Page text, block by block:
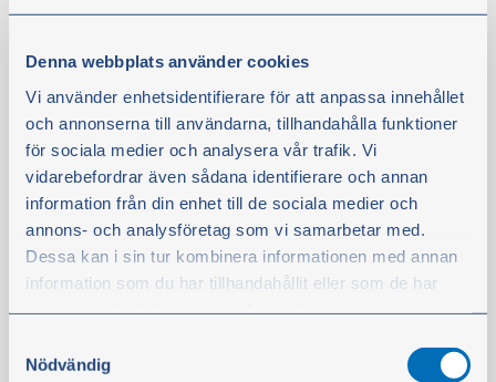
Denna webbplats använder cookies
Vi använder enhetsidentifierare för att anpassa innehållet
och annonserna till användarna, tillhandahålla funktioner
för sociala medier och analysera vår trafik. Vi
vidarebefordrar även sådana identifierare och annan
information från din enhet till de sociala medier och
annons- och analysföretag som vi samarbetar med.
Dessa kan i sin tur kombinera informationen med annan
information som du har tillhandahållit eller som de har
Du kan när som helst ändra ditt val. För att återkalla ditt
Nödvändig
Kaksoiskosketin työvalo
Tuotenro: 48836
Kaksoiskosketin työvalolle, jossa on Deutsch-liittimet.
Mahdollistaa kahden lampun helpon asennuksen kohtiin,
joissa on ennen ollut yksi lamppu.
1 urosliitin ja 2 naarasliitintä.
15,50 €